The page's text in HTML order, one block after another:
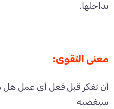
بداخلها.
معنى التقوى:
أن تفكر قبل فعل أي عمل هل
سيغضبه